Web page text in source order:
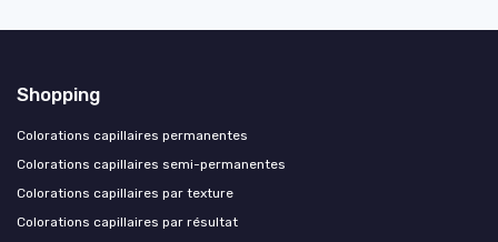
Shopping
Colorations capillaires permanentes
Colorations capillaires semi-permanentes
Colorations capillaires par texture
Colorations capillaires par résultat